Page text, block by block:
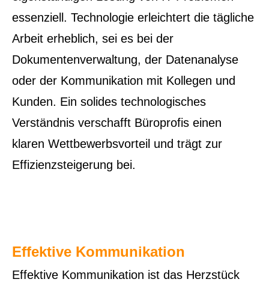
essenziell. Technologie erleichtert die tägliche
Arbeit erheblich, sei es bei der
Dokumentenverwaltung, der Datenanalyse
oder der Kommunikation mit Kollegen und
Kunden. Ein solides technologisches
Verständnis verschafft Büroprofis einen
klaren Wettbewerbsvorteil und trägt zur
Effizienzsteigerung bei.
Effektive Kommunikation
Effektive Kommunikation ist das Herzstück